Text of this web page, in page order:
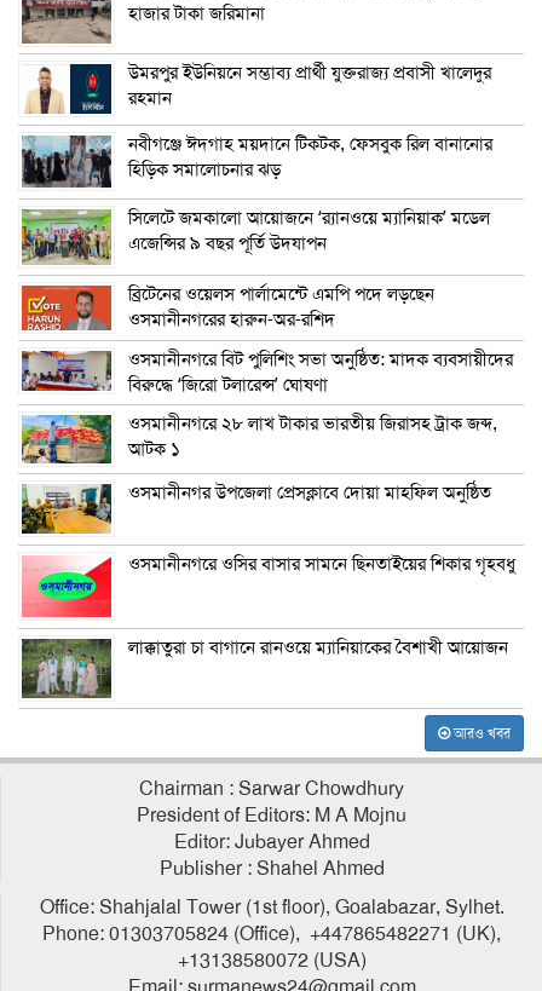
হাজার টাকা জরিমানা
উমরপুর ইউনিয়নে সম্ভাব্য প্রার্থী যুক্তরাজ্য প্রবাসী খালেদুর
রহমান
নবীগঞ্জে ঈদগাহ ময়দানে টিকটক, ফেসবুক রিল বানানোর
হিড়িক সমালোচনার ঝড়
সিলেটে জমকালো আয়োজনে ‘র‍্যানওয়ে ম্যানিয়াক’ মডেল
এজেন্সির ৯ বছর পূর্তি উদযাপন
ব্রিটেনের ওয়েলস পার্লামেন্টে এমপি পদে লড়ছেন
ওসমানীনগরের হারুন-অর-রশিদ
ওসমানীনগরে বিট পুলিশিং সভা অনুষ্ঠিত: মাদক ব্যবসায়ীদের
বিরুদ্ধে ‘জিরো টলারেন্স’ ঘোষণা
ওসমানীনগরে ২৮ লাখ টাকার ভারতীয় জিরাসহ ট্রাক জব্দ,
আটক ১
ওসমানীনগর উপজেলা প্রেসক্লাবে দোয়া মাহফিল অনুষ্ঠিত
ওসমানীনগরে ওসির বাসার সামনে ছিনতাইয়ের শিকার গৃহবধু
লাক্কাতুরা চা বাগানে রানওয়ে ম্যানিয়াকের বৈশাখী আয়োজন
আরও খবর
Chairman : Sarwar Chowdhury
President of Editors: M A Mojnu
Editor: Jubayer Ahmed
Publisher : Shahel Ahmed
Office: Shahjalal Tower (1st floor), Goalabazar, Sylhet.
Phone: 01303705824 (Office), +447865482271 (UK),
+13138580072 (USA)